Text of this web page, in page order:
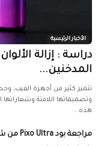
الأخبار الرئيسية
دراسة : إزالة
المدخنين...
تتميز كثير من أجهزة الفيب،
وتصميماتها اللافتة
هذه...
مراجعة بود Pixo Ultra من شركة Aspire